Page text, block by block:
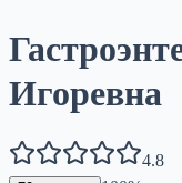
Игоревна
4.8